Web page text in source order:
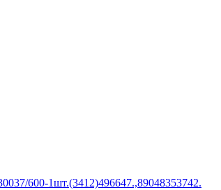
600-1шт.(3412)496647.,89048353742.